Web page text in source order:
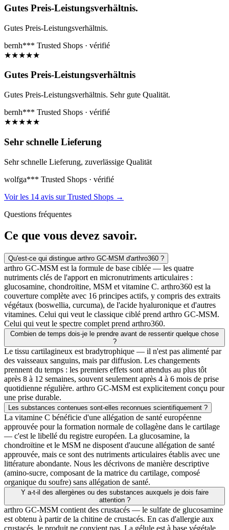
Gutes Preis-Leistungsverhältnis.
Gutes Preis-Leistungsverhältnis.
bernh*** Trusted Shops · vérifié
★★★★★
Gutes Preis-Leistungsverhältnis
Gutes Preis-Leistungsverhältnis. Sehr gute Qualität.
bernh*** Trusted Shops · vérifié
★★★★★
Sehr schnelle Lieferung
Sehr schnelle Lieferung, zuverlässige Qualität
wolfga*** Trusted Shops · vérifié
Voir les 14 avis sur Trusted Shops →
Questions fréquentes
Ce que vous devez savoir.
Qu'est-ce qui distingue arthro GC-MSM d'arthro360 ?
arthro GC-MSM est la formule de base ciblée — les quatre
nutriments clés de l'apport en micronutriments articulaires :
glucosamine, chondroïtine, MSM et vitamine C. arthro360 est la
couverture complète avec 16 principes actifs, y compris des extraits
végétaux (boswellia, curcuma), de l'acide hyaluronique et d'autres
vitamines. Celui qui veut le classique ciblé prend arthro GC-MSM.
Celui qui veut le spectre complet prend arthro360.
Combien de temps dois-je le prendre avant de ressentir quelque chose
?
Le tissu cartilagineux est bradytrophique — il n'est pas alimenté par
des vaisseaux sanguins, mais par diffusion. Les changements
prennent du temps : les premiers effets sont attendus au plus tôt
après 8 à 12 semaines, souvent seulement après 4 à 6 mois de prise
quotidienne régulière. arthro GC-MSM est explicitement conçu pour
une prise durable.
Les substances contenues sont-elles reconnues scientifiquement ?
La vitamine C bénéficie d'une allégation de santé européenne
approuvée pour la formation normale de collagène dans le cartilage
— c'est le libellé du registre européen. La glucosamine, la
chondroïtine et le MSM ne disposent d'aucune allégation de santé
approuvée, mais ce sont des nutriments articulaires établis avec une
littérature abondante. Nous les décrivons de manière descriptive
(amino-sucre, composant de la matrice du cartilage, composé
organique du soufre) sans allégation de santé.
Y a-t-il des allergènes ou des substances auxquels je dois faire
attention ?
arthro GC-MSM contient des crustacés — le sulfate de glucosamine
est obtenu à partir de la chitine de crustacés. En cas d'allergie aux